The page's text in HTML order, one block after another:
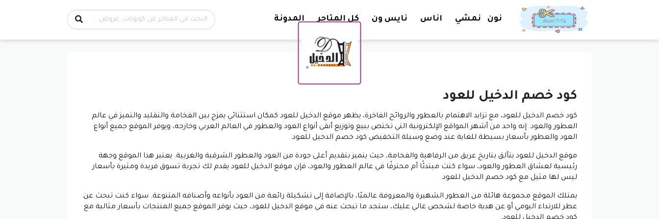
نون نمشي اناس نايس ون كل المتاجر المدونة
كود خصم الدخيل للعود
كود خصم الدخيل للعود، مع تزايد الاهتمام بالعطور والروائح الفاخرة، يظهر موقع الدخيل للعود كمكان استثنائي يمزج بين الفخامة والتقليد والتميز في عالم
العطور والعود. إنه واحد من أشهر المواقع الإلكترونية التي تختص ببيع وتوزيع أنقى أنواع العود والعطور في العالم العربي وخارجه، ويوفر الموقع جميع أنواع
العود والعطور بأسعار بسيطة للغاية عند وضع وسيلة التخفيض كود خصم الدخيل للعود.
موقع الدخيل للعود يتألق بتاريخ عريق من الرفاهية والفخامة، حيث يتميز بتقديم أعلى جودة من العود والعطور الشرقية والغربية. يعتبر هذا الموقع وجهة
رئيسية لعشاق العطور والعود، سواء كنت مبتدئًا أم محترفًا في عالم العطور والعود، فإن موقع الدخيل للعود يقدم لك تجربة تسوق فريدة ومثيرة بأسعار
ليس لها مثيل مع كود خصم الدخيل للعود.
يمتلك الموقع مجموعة هائلة من العطور الشهيرة والمعروفة عالميًا، بالإضافة إلى تشكيلة رائعة من العود بأنواعه وأصنافه المتنوعة. سواء كنت تبحث عن
عطر للارتداء اليومي أو عن هدية خاصة لشخص غالي عليك، ستجد ما تبحث عنه في موقع الدخيل للعود، حيث يوفر الموقع جميع المنتجات بأسعار مثالية مع